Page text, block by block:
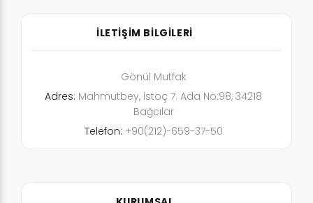
İLETİŞİM BİLGİLERİ
Gönül Mutfak
Adres: Mahmutbey, İstoç 7. Ada No:98, 34218
Bağcılar
Telefon: +90(212)-659-37-50